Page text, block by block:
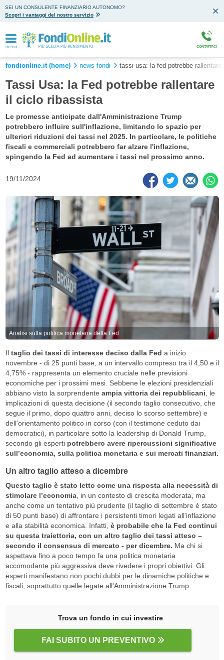
SEI UN CONSULENTE FINANZIARIO AUTONOMO?
Scopri i vantaggi del nostro servizio
menu CONTATTACI
fondionline.it (home) news fondi tassi usa: la fed potrebbe
Tassi Usa: la Fed potrebbe rallentare
il ciclo ribassista
Le promesse anticipate dall'Amministrazione Trump
potrebbero influire sull'inflazione, limitando lo spazio per
ulteriori riduzioni dei tassi nel 2025. In particolare, le politiche
fiscali e commerciali potrebbero far alzare l'inflazione,
spingendo la Fed ad aumentare i tassi nel prossimo anno.
19/11/2024
Analisi sulla politica monetaria della Fed
Il taglio dei tassi di interesse deciso dalla Fed a inizio
novembre - di 25 punti base, a un intervallo compreso tra il 4,50 e il
4,75% - rappresenta un elemento cruciale nelle previsioni
economiche per i prossimi mesi. Sebbene le elezioni presidenziali
abbiano visto la sorprendente ampia vittoria dei repubblicani , le
implicazioni di questa decisione (il secondo taglio consecutivo, che
segue il primo, dopo quattro anni, deciso lo scorso settembre) e
dell'orientamento politico in corso (con il testimone ceduto dai
democratici), in particolare sotto la leadership di Donald Trump,
secondo gli esperti potrebbero avere ripercussioni significative
sull’economia, sulla politica monetaria e sui mercati finanziari.
Un altro taglio atteso a dicembre
Questo taglio è stato letto come una risposta alla necessità di
stimolare l’economia, in un contesto di crescita moderata, ma
anche come un tentativo più prudente (il taglio di settembre è stato
di 50 punti base) di affrontare i persistenti timori legati all'inflazione
e alla stabilità economica. Infatti, è probabile che la Fed continui
su questa traiettoria, con un altro taglio dei tassi atteso –
secondo il consensus di mercato - per dicembre. Ma chi si
aspettava fino a poco tempo fa una politica monetaria
accomodante più aggressiva deve rivedere i propri obiettivi. Gli
esperti manifestano non pochi dubbi per le dinamiche politiche e
fiscali, soprattutto quelle legate all'Amministrazione Trump.
Trova un fondo in cui investire
FAI SUBITO UN PREVENTIVO